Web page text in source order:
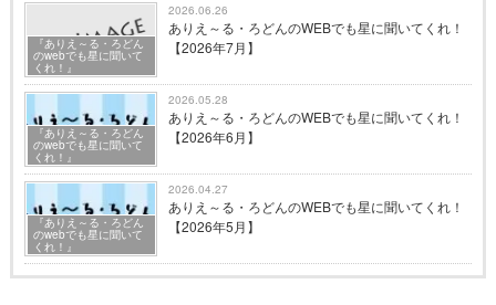
『ありえ～る・ろどん
のwebでも星に聞いて
くれ！』
2026.06.26
ありえ～る・ろどんのWEBでも星に聞いてくれ！
【2026年7月】
『ありえ～る・ろどん
のwebでも星に聞いて
くれ！』
2026.05.28
ありえ～る・ろどんのWEBでも星に聞いてくれ！
【2026年6月】
『ありえ～る・ろどん
のwebでも星に聞いて
くれ！』
2026.04.27
ありえ～る・ろどんのWEBでも星に聞いてくれ！
【2026年5月】